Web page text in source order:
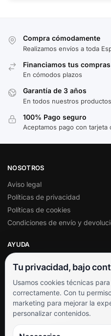
Compra cómodamente
Realizamos envíos a toda
Financiamos tus compras
En cómodos plazos
Garantía de 3 años
En todos nuestros productos
100% Pago seguro
Aceptamos pago con tarjeta
NOSOTROS
Aviso legal
Políticas de privacidad
Políticas de cookies
Condiciones de envío y
AYUDA
Soporte al cliente
Contacto
Términos y condiciones
Preguntas frecuentes
SÍGUENOS
Tu privacidad, bajo
Usamos cookies técnicas
correctamente. Con tu
marketing para mejorar la
personalizar contenidos.